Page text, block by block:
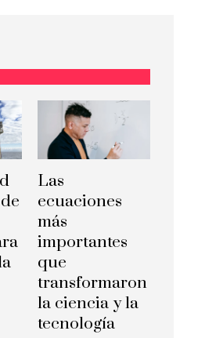
Las
ecuaciones
más
importantes
que
transformaron
la ciencia y la
tecnología